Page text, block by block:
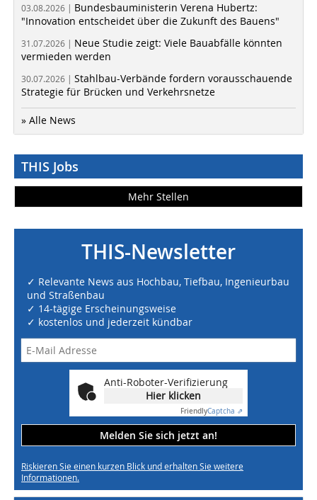
03.08.2026 | Bundesbauministerin Verena Hubertz:
"Innovation entscheidet über die Zukunft des Bauens"
31.07.2026 | Neue Studie zeigt: Viele Bauabfälle könnten
vermieden werden
30.07.2026 | Stahlbau-Verbände fordern vorausschauende
Strategie für Brücken und Verkehrsnetze
» Alle News
THIS Jobs
Mehr Stellen
THIS-Newsletter
✓ Relevante News aus Hochbau, Tiefbau, Ingenieurbau
und Straßenbau
✓ 14-tägige Erscheinungsweise
✓ kostenlos und jederzeit kündbar
Anti-Roboter-Verifizierung
Hier klicken
FriendlyCaptcha ⇗
Melden Sie sich jetzt an!
Riskieren Sie einen kurzen Blick und erhalten Sie weitere
Informationen.